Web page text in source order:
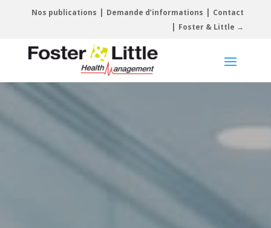
Nos publications | Demande d’informations | Contact
| Foster & Little →